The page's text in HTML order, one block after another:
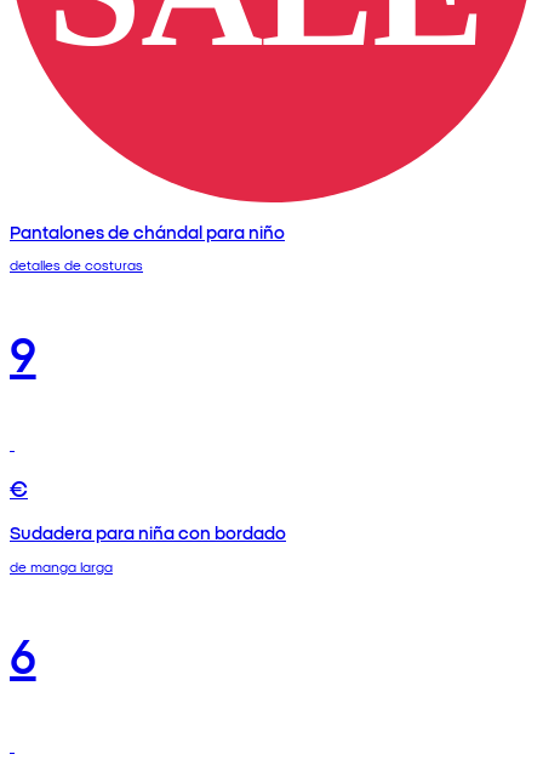
Pantalones de chándal para niño
detalles de costuras
9
€
Sudadera para niña con bordado
de manga larga
6